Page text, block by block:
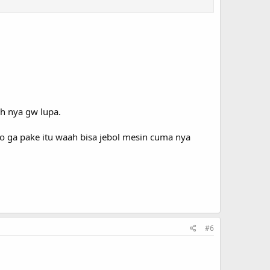
nya gw lupa.
pake itu waah bisa jebol mesin cuma nya
#6